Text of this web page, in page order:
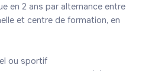
en 2 ans par alternance entre
et centre de formation, en